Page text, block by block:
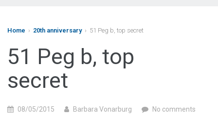
Home › 20th anniversary› 51 Peg b, top secret
51 Peg b, top
secret
08/05/2015 Barbara Vonarburg No comments